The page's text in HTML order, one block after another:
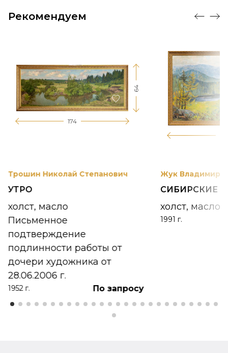
Рекомендуем
174
64
Трошин Николай Степанович
УТРО
холст, масло
Письменное
подтверждение
подлинности работы от
дочери художника от
28.06.2006 г.
1952 г. По запросу
Жук Владимир
СИБИРСКИЕ
холст, масло
1991 г.